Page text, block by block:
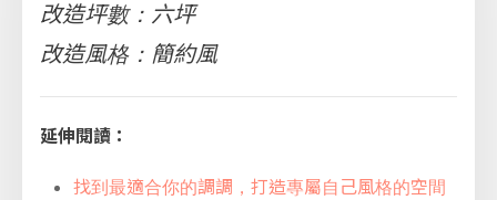
改造坪數：六坪
改造風格：簡約風
延伸閱讀：
找到最適合你的調調，打造專屬自己風格的空間